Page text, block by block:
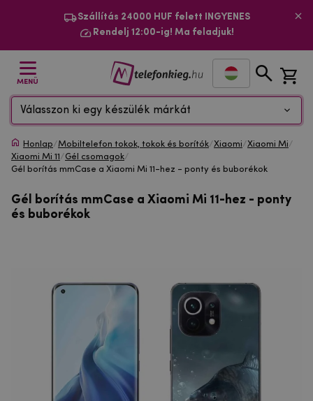
Szállítás 24000 HUF felett INGYENES
Rendelj 12:00-ig! Ma feladjuk!
MENÜ
Válasszon ki egy készülék márkát
Honlap/Mobiltelefon tokok, tokok és borítók/Xiaomi/Xiaomi Mi/
Xiaomi Mi 11/Gél csomagok/
Gél borítás mmCase a Xiaomi Mi 11-hez - ponty és buborékok
Gél borítás mmCase a Xiaomi Mi 11-hez - ponty
és buborékok